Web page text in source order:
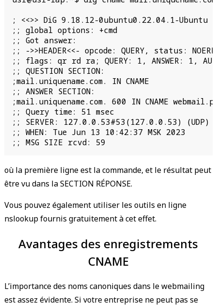
; <<>> DiG 9.18.12-0ubuntu0.22.04.1-Ubuntu
;; global options: +cmd
;; Got answer:
;; ->>HEADER<<- opcode: QUERY, status:
;; flags: qr rd ra; QUERY: 1, ANSWER: 1,
;; QUESTION SECTION:
;mail.uniquename.com. IN CNAME
;; ANSWER SECTION:
;mail.uniquename.com. 600 IN CNAME
;; Query time: 51 msec
;; SERVER: 127.0.0.53#53(127.0.0.53) (UDP)
;; WHEN: Tue Jun 13 10:42:37 MSK 2023
;; MSG SIZE rcvd: 59
où la première ligne est la commande, et le résultat peut
être vu dans la SECTION RÉPONSE.
Vous pouvez également utiliser les outils en ligne
nslookup fournis gratuitement à cet effet.
Avantages des enregistrements
CNAME
L’importance des noms canoniques dans le webmailing
est assez évidente. Si votre entreprise ne peut pas se